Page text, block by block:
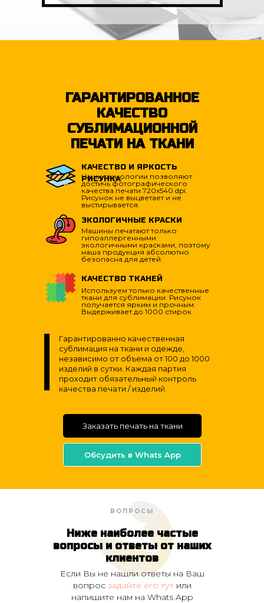
ГАРАНТИРОВАННОЕ
КАЧЕСТВО
СУБЛИМАЦИОННОЙ
ПЕЧАТИ НА ТКАНИ
Гарантированно качественная
сублимация на ткани и одежде,
независимо от объема от 100 до 1000
изделий в сутки. Каждая партия
проходит обязательный контроль
качества печати / изделий.
Заказать печать на ткани
КАЧЕСТВО И ЯРКОСТЬ
РИСУНКА
Наши технологии позволяют
достичь фотографического
качества печати 720х540 dpi.
Рисунок не выцветает и не
выстирывается.
ЭКОЛОГИЧНЫЕ КРАСКИ
Машины печатают только
гипоаллергенными
экологичными красками, поэтому
наша продукция абсолютно
безопасна для детей.
КАЧЕСТВО ТКАНЕЙ
Используем только качественные
ткани для сублимации. Рисунок
получается ярким и прочным.
Выдерживает до 1000 стирок.
Обсудить в Whats App
Ниже наиболее частые
вопросы и ответы от наших
клиентов
Если Вы не нашли ответы на Ваш
вопрос задайте его тутили
напишите нам на Whats App
ВОПРОСЫ